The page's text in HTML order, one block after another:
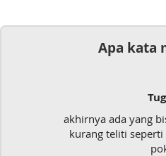
Apa kata
akhirnya ada yang
kurang teliti